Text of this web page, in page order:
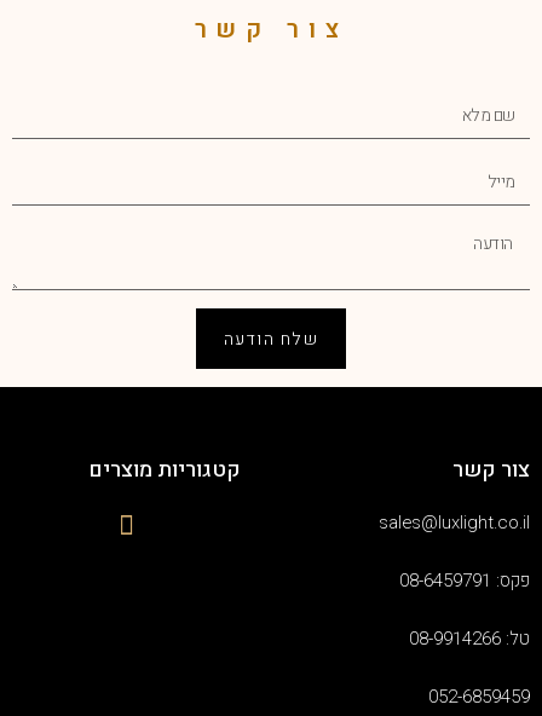
צור קשר
שלח הודעה
צור קשר
sales@luxlight.co.il
פקס: 08-6459791
טל: 08-9914266
052-6859459
קטגוריות מוצרים